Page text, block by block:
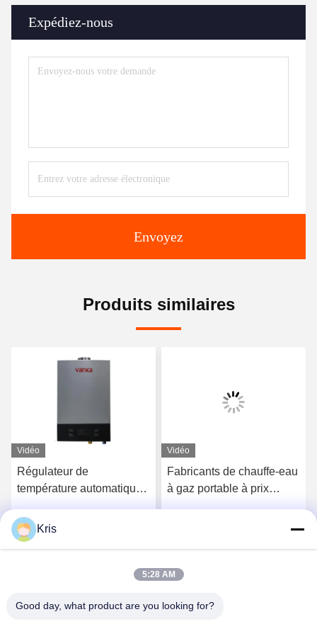
Expédiez-nous
Envoyez
Produits similaires
Vidéo
Régulateur de
température automatique
Vidéo
Fabricants de chauffe-eau
à gaz portable à prix
Kris
5:28 AM
Good day, what product are you looking for?